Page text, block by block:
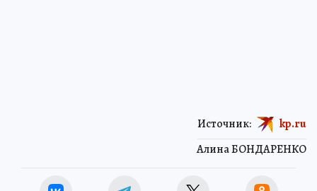
Алина БОНДАРЕНКО
Источник: kp.ru